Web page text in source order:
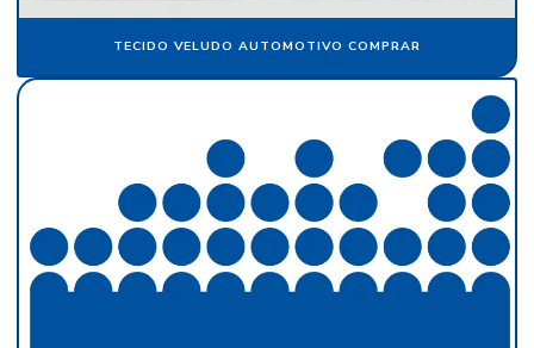
Indústria de flocagem
Indústria de papel crepom
Papel aveludado
Papel camurça
TECIDO VELUDO AUTOMOTIVO COMPRAR